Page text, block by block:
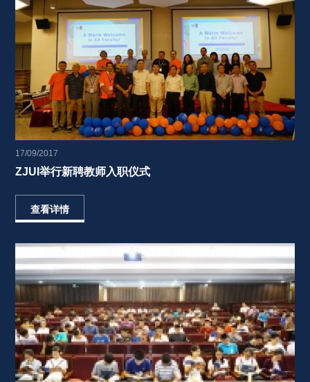
17/09/2017
ZJUI举行新聘教师入职仪式
查看详情